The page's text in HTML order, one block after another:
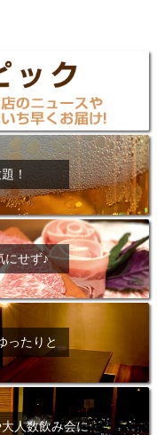
！
にせず♪
ったりと
人数飲み会に